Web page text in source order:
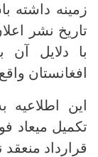
زمینه داشته
با دلایل آن
افغانستان
این اطلاعیه
تکمیل میعاد
قرارداد